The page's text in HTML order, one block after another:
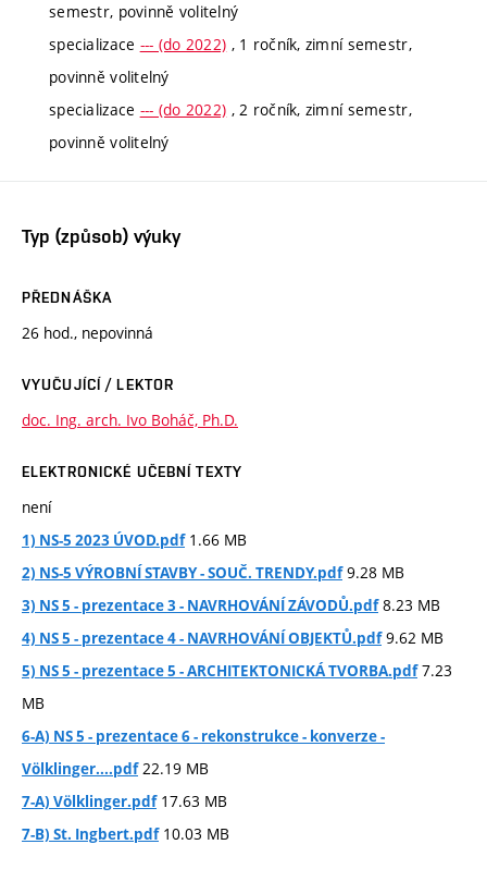
semestr, povinně volitelný
specializace --- (do 2022) , 1 ročník, zimní semestr,
povinně volitelný
specializace --- (do 2022) , 2 ročník, zimní semestr,
povinně volitelný
Typ (způsob) výuky
PŘEDNÁŠKA
26 hod., nepovinná
VYUČUJÍCÍ / LEKTOR
doc. Ing. arch. Ivo Boháč, Ph.D.
ELEKTRONICKÉ UČEBNÍ TEXTY
není
1) NS-5 2023 ÚVOD.pdf1.66 MB
2) NS-5 VÝROBNÍ STAVBY - SOUČ. TRENDY.pdf9.28 MB
3) NS 5 - prezentace 3 - NAVRHOVÁNÍ ZÁVODŮ.pdf8.23 MB
4) NS 5 - prezentace 4 - NAVRHOVÁNÍ OBJEKTŮ.pdf9.62 MB
5) NS 5 - prezentace 5 - ARCHITEKTONICKÁ TVORBA.pdf7.23
MB
6-A) NS 5 - prezentace 6 - rekonstrukce - konverze -
Völklinger....pdf22.19 MB
7-A) Völklinger.pdf17.63 MB
7-B) St. Ingbert.pdf10.03 MB